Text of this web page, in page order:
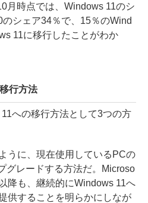
月時点では、Windows 11のシ
シェア34％で、15％のWind
11に移行したことがわか
行方法
への移行方法として3つの方
うに、現在使用しているPCの
グレードする方法だ。Microso
降も、継続的にWindows 11へ
供することを明らかにしなが